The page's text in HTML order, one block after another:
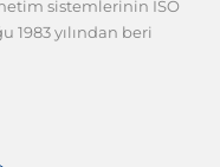
sistemlerinin ISO
1983 yılından beri